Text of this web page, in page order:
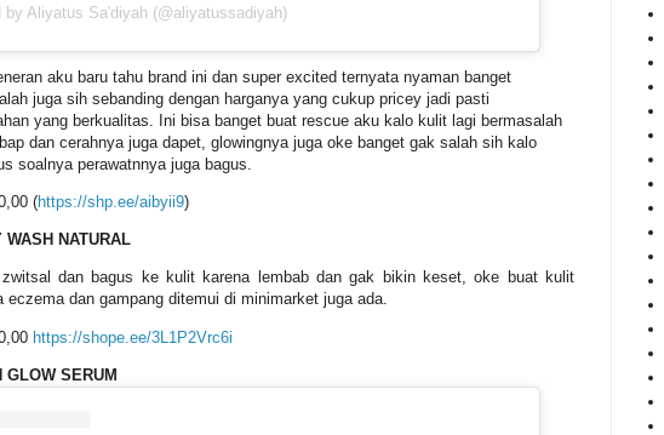
by Aliyatus Sa'diyah (@aliyatussadiyah)
aku baru tahu brand ini dan super excited ternyata nyaman banget
juga sih sebanding dengan harganya yang cukup pricey jadi pasti
yang berkualitas. Ini bisa banget buat rescue aku kalo kulit lagi bermasalah
dan cerahnya juga dapet, glowingnya juga oke banget gak salah sih kalo
soalnya perawatnnya juga bagus.
(https://shp.ee/aibyii9)
NATURAL
dan bagus ke kulit karena lembab dan gak bikin keset, oke buat kulit
eczema dan gampang ditemui di minimarket juga ada.
https://shope.ee/3L1P2Vrc6i
GLOW SERUM